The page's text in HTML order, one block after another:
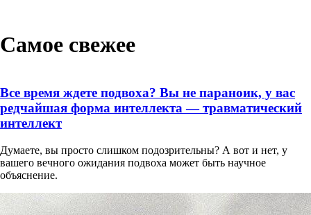
Самое свежее
Все время ждете подвоха? Вы не параноик, у вас
редчайшая форма интеллекта — травматический
интеллект
Думаете, вы просто слишком подозрительны? А вот и нет, у
вашего вечного ожидания подвоха может быть научное
объяснение.